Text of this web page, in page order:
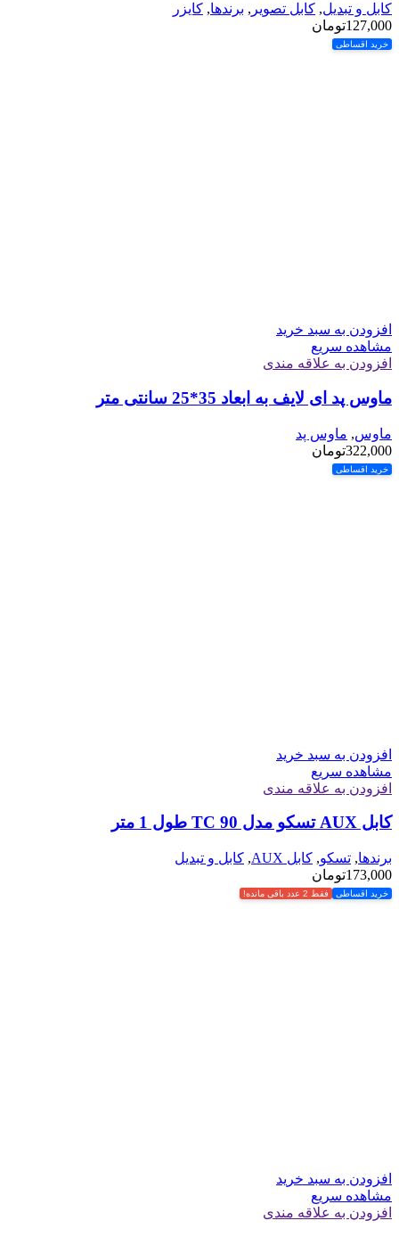
کابل و تبدیل, کابل تصویر , برندها, کایزر
127,000تومان
خرید اقساطی
افزودن به سبد خرید
مشاهده سریع
افزودن به علاقه مندی
ماوس پد ای لایف به ابعاد 35*25 سانتی متر
ماوس, ماوس پد
322,000تومان
خرید اقساطی
افزودن به سبد خرید
مشاهده سریع
افزودن به علاقه مندی
کابل AUX تسکو مدل TC 90 طول 1 متر
برندها, تسکو, کابل AUX , کابل و تبدیل
173,000تومان
خرید اقساطی فقط 2 عدد باقی مانده!
افزودن به سبد خرید
مشاهده سریع
افزودن به علاقه مندی